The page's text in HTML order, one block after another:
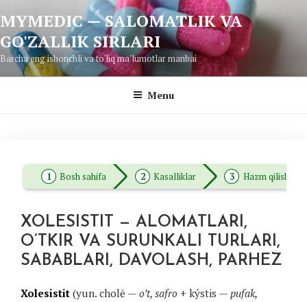
to
content
MYMEDIC — SALOMATLIK VA
GO'ZALLIK SIRLARI
Barcha eng ishonchli va to'liq ma'lumotlar manbai
Menu
Bosh sahifa Kasalliklar Hazm qilish
XOLESISTIT — ALOMATLARI,
O’TKIR VA SURUNKALI TURLARI,
SABABLARI, DAVOLASH, PARHEZ
Xolesistit (yun. cholē — o’t, safro + kýstis — pufak,